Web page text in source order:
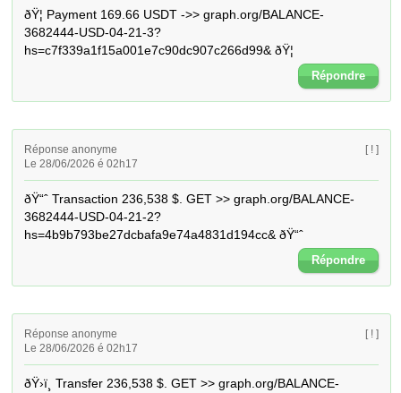
ðŸ¦ Payment 169.66 USDT ->> graph.org/BALANCE-
3682444-USD-04-21-3?
hs=c7f339a1f15a001e7c90dc907c266d99& ðŸ¦
Répondre
Réponse anonyme
Le 28/06/2026 é 02h17
[ ! ]
ðŸ“ˆ Transaction 236,538 $. GET >> graph.org/BALANCE-
3682444-USD-04-21-2?
hs=4b9b793be27dcbafa9e74a4831d194cc& ðŸ“ˆ
Répondre
Réponse anonyme
Le 28/06/2026 é 02h17
[ ! ]
ðŸ›ï¸ Transfer 236,538 $. GET >> graph.org/BALANCE-